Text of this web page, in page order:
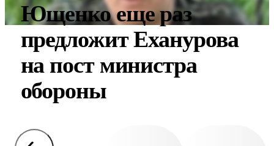
Ющенко еще раз
предложит Еханурова
на пост министра
обороны